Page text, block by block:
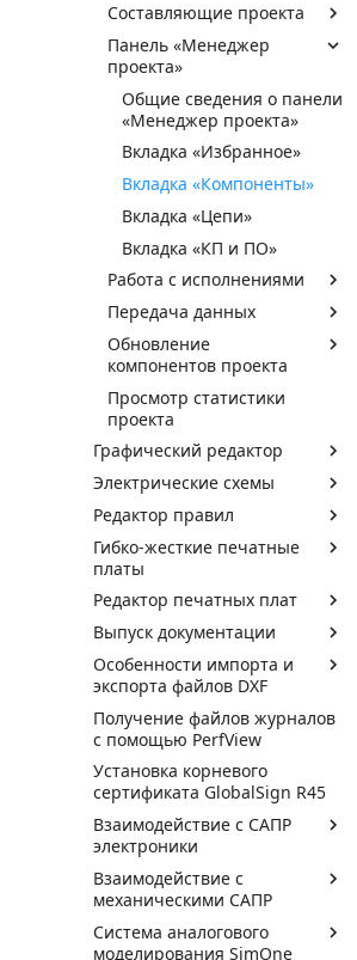
Составляющие проекта
Панель «Менеджер
проекта»
Общие сведения о панели
«Менеджер проекта»
Вкладка «Избранное»
Вкладка «Компоненты»
Вкладка «Цепи»
Вкладка «КП и ПО»
Работа с исполнениями
Передача данных
Обновление
компонентов проекта
Просмотр статистики
проекта
Графический редактор
Электрические схемы
Редактор правил
Гибко-жесткие печатные
платы
Редактор печатных плат
Выпуск документации
Особенности импорта и
экспорта файлов DXF
Получение файлов журналов
с помощью PerfView
Установка корневого
сертификата GlobalSign R45
Взаимодействие с САПР
электроники
Взаимодействие с
механическими САПР
Система аналогового
моделирования SimOne